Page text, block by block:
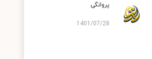
پروانگی
1401/07/28